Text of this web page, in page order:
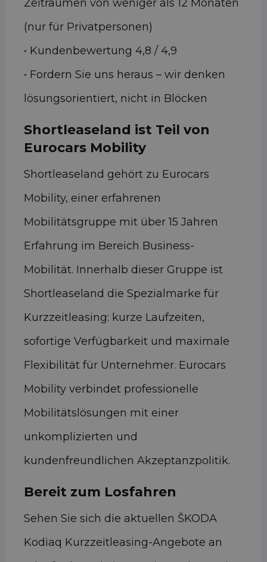
Zeiträumen von weniger als 12 Monaten
(nur für Privatpersonen)
• Kundenbewertung 4,8 / 4,9
• Fordern Sie uns heraus – wir denken
lösungsorientiert, nicht in Blöcken
Shortleaseland ist Teil von
Eurocars Mobility
Shortleaseland gehört zu Eurocars
Mobility, einer erfahrenen
Mobilitätsgruppe mit über 15 Jahren
Erfahrung im Bereich Business-
Mobilität. Innerhalb dieser Gruppe ist
Shortleaseland die Spezialmarke für
Kurzzeitleasing: kurze Laufzeiten,
sofortige Verfügbarkeit und maximale
Flexibilität für Unternehmer. Eurocars
Mobility verbindet professionelle
Mobilitätslösungen mit einer
unkomplizierten und
kundenfreundlichen Akzeptanzpolitik.
Bereit zum Losfahren
Sehen Sie sich die aktuellen ŠKODA
Kodiaq Kurzzeitleasing-Angebote an